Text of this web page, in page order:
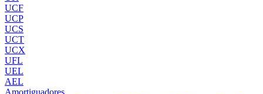
UCF
UCP
UCS
UCT
UCX
UFL
UEL
AEL
Amortiguadores